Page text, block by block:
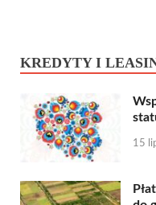
KREDYTY I
15